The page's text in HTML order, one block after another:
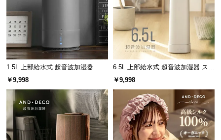
o.,
1.5L 上部給水式 超音波加湿器
￥9,998
6.5L 上部給水式 超音波加湿器 ステ
ンレス振動子モデル
￥9,998